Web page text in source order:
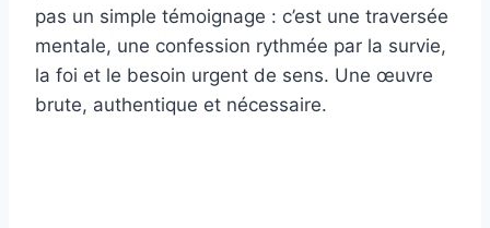
pas un simple témoignage : c’est une traversée
mentale, une confession rythmée par la survie,
la foi et le besoin urgent de sens. Une œuvre
brute, authentique et nécessaire.